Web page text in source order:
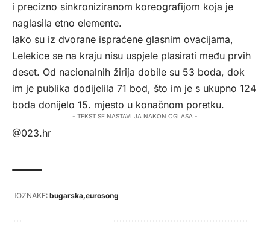
i precizno sinkroniziranom koreografijom koja je
naglasila etno elemente.
Iako su iz dvorane ispraćene glasnim ovacijama,
Lelekice se na kraju nisu uspjele plasirati među prvih
deset. Od nacionalnih žirija dobile su 53 boda, dok
im je publika dodijelila 71 bod, što im je s ukupno 124
boda donijelo 15. mjesto u konačnom poretku.
- TEKST SE NASTAVLJA NAKON OGLASA -
@023.hr
OZNAKE: bugarska eurosong